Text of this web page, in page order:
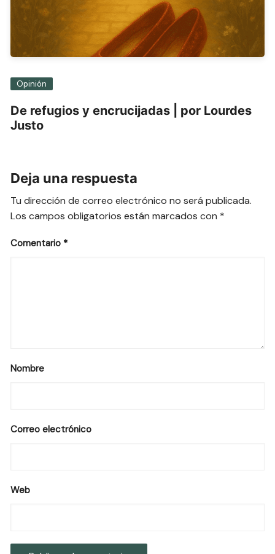
Opinión
De refugios y encrucijadas | por Lourdes
Justo
Deja una respuesta
Tu dirección de correo electrónico no será publicada.
Los campos obligatorios están marcados con *
Comentario *
Nombre
Correo electrónico
Web